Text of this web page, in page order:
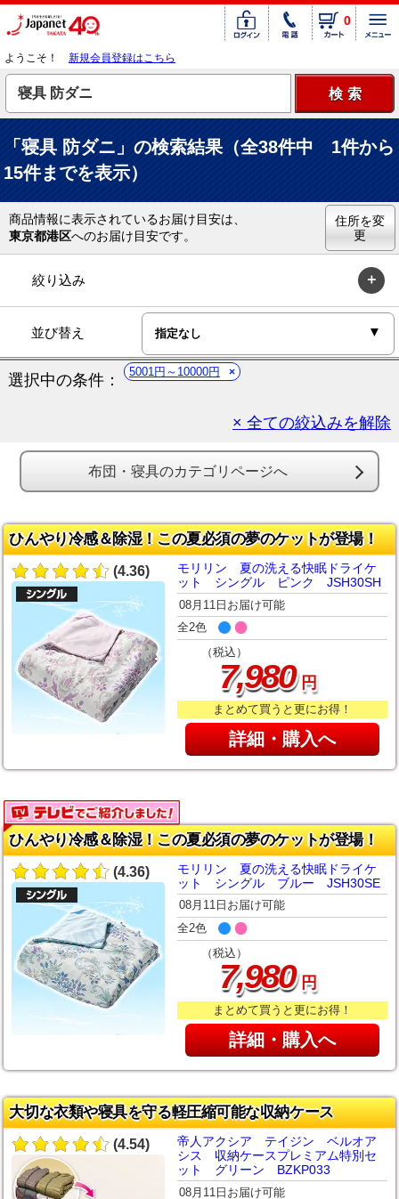
0
ようこそ！ 新規会員登録はこちら
「寝具 防ダニ」の検索結果（全38件中 1件から
15件までを表示）
商品情報に表示されているお届け目安は、
東京都港区へのお届け目安です。
住所を変
更
絞り込み
並び替え
選択中の条件： 5001円～10000円
× 全ての絞込みを解除
布団・寝具のカテゴリページへ
ひんやり冷感＆除湿！この夏必須の夢のケットが登場！
(4.36)
モリリン 夏の洗える快眠ドライケ
ット シングル ピンク JSH30SH
08月11日お届け可能
全2色
（税込）
7,980円
まとめて買うと更にお得！
詳細・購入へ
ひんやり冷感＆除湿！この夏必須の夢のケットが登場！
(4.36)
モリリン 夏の洗える快眠ドライケ
ット シングル ブルー JSH30SE
08月11日お届け可能
全2色
（税込）
7,980円
まとめて買うと更にお得！
詳細・購入へ
大切な衣類や寝具を守る軽圧縮可能な収納ケース
(4.54)
帝人アクシア テイジン ベルオア
シス 収納ケースプレミアム特別セ
ット グリーン BZKP033
08月11日お届け可能